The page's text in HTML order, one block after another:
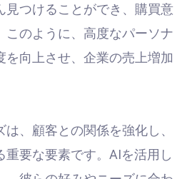
見つけることができ、購買意
このように、高度なパーソナ
を向上させ、企業の売上増加
、顧客との関係を強化し、
重要な要素です。AIを活用し